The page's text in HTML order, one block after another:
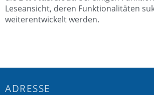
Leseansicht, deren Funktionalitäten
weiterentwickelt werden.
ADRESSE